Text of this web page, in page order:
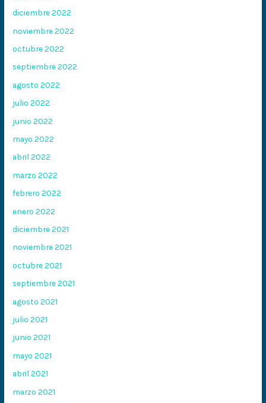
diciembre 2022
noviembre 2022
octubre 2022
septiembre 2022
agosto 2022
julio 2022
junio 2022
mayo 2022
abril 2022
marzo 2022
febrero 2022
enero 2022
diciembre 2021
noviembre 2021
octubre 2021
septiembre 2021
agosto 2021
julio 2021
junio 2021
mayo 2021
abril 2021
marzo 2021